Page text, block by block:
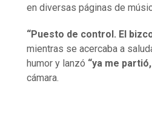
en diversas páginas de
“Puesto de control. El
mientras se acercaba a
humor y lanzó “ya me
cámara.